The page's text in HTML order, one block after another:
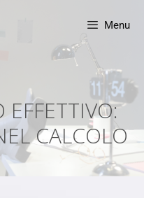
Menu
EFFETTIVO:
CALCOLO